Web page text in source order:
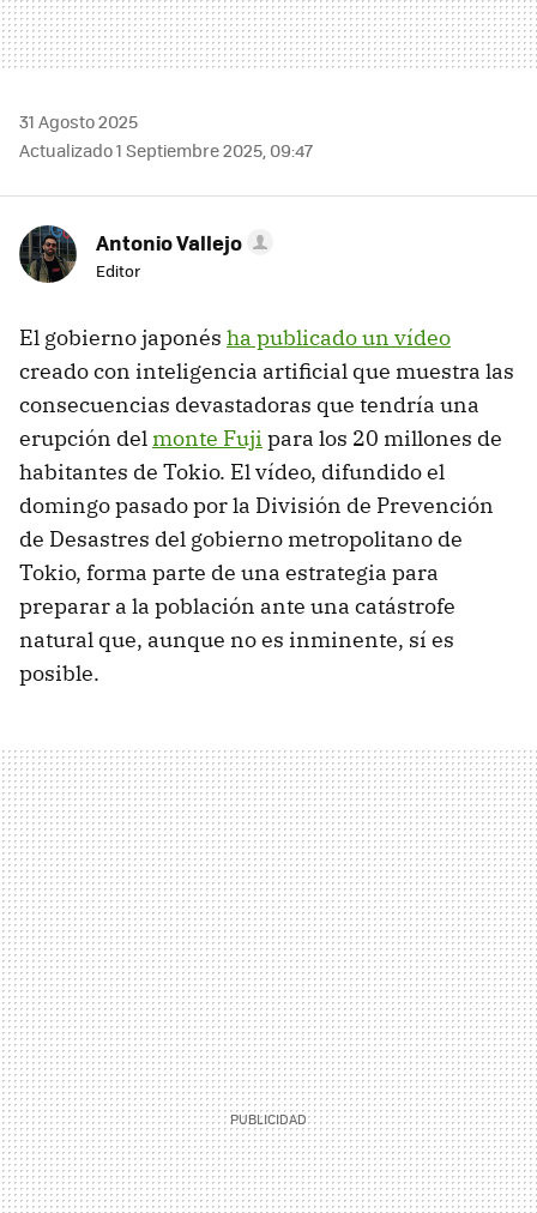
31 Agosto 2025
Actualizado 1 Septiembre 2025, 09:47
Antonio Vallejo
Editor
El gobierno japonés ha publicado un vídeo
creado con inteligencia artificial que muestra las
consecuencias devastadoras que tendría una
erupción delmonte Fuji para los 20 millones de
habitantes de Tokio. El vídeo, difundido el
domingo pasado por la División de Prevención
de Desastres del gobierno metropolitano de
Tokio, forma parte de una estrategia para
preparar a la población ante una catástrofe
natural que, aunque no es inminente, sí es
posible.